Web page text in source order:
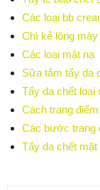
Các loại bb
Chì kẻ lông mày
Các loại mặt nạ
Sữa tắm tẩy da
Tẩy da chết loại
Cách trang
Các bước trang
Tẩy da chết mặt